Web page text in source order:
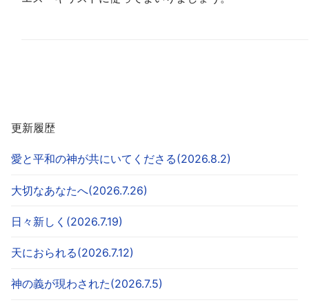
更新履歴
愛と平和の神が共にいてくださる(2026.8.2)
大切なあなたへ(2026.7.26)
日々新しく(2026.7.19)
天におられる(2026.7.12)
神の義が現わされた(2026.7.5)